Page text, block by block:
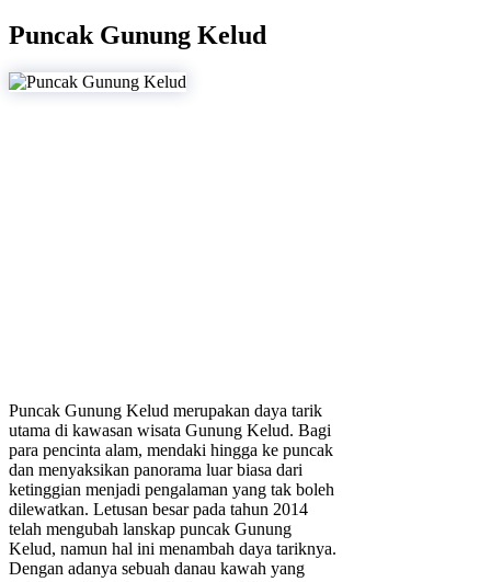
Puncak Gunung Kelud
Puncak Gunung Kelud merupakan daya tarik
utama di kawasan wisata Gunung Kelud. Bagi
para pencinta alam, mendaki hingga ke puncak
dan menyaksikan panorama luar biasa dari
ketinggian menjadi pengalaman yang tak boleh
dilewatkan. Letusan besar pada tahun 2014
telah mengubah lanskap puncak Gunung
Kelud, namun hal ini menambah daya tariknya.
Dengan adanya sebuah danau kawah yang